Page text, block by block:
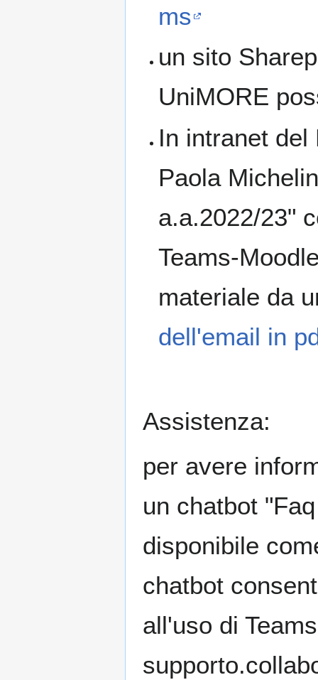
ms
un sito
UniMORE
In intranet
Paola
a.a.2022/23"
Teams-
materiale da
dell'email in
Assistenza:
per avere
un chatbot
disponibile
chatbot
all'uso di